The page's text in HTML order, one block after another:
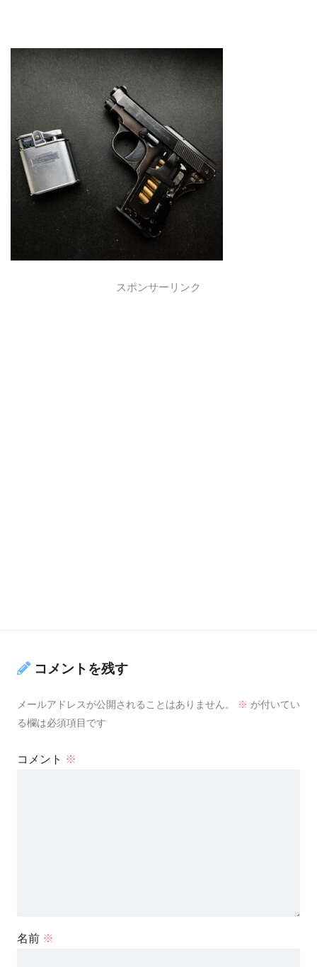
スポンサーリンク
コメントを残す
メールアドレスが公開されることはありません。 ※ が付いてい
る欄は必須項目です
コメント ※
名前 ※